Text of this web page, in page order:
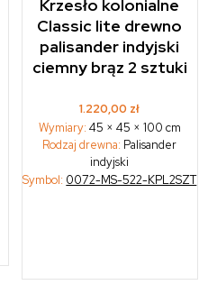
Krzesło kolonialne
Classic lite drewno
palisander indyjski
ciemny brąz 2 sztuki
1.220,00 zł
Wymiary: 45 × 45 × 100 cm
Rodzaj drewna: Palisander
indyjski
Symbol: 0072-MS-522-KPL2SZT